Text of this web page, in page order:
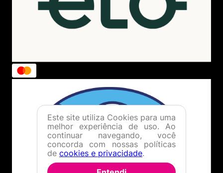
Este site utiliza Cookies para uma
melhor experiência de uso. Ao
continuar navegando, você
concorda com nossas políticas
de cookies e privacidade.